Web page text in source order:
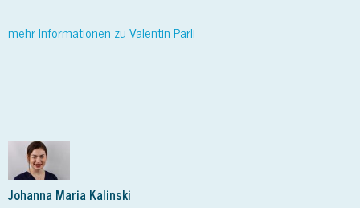
mehr Informationen zu Valentin Parli
Johanna Maria Kalinski